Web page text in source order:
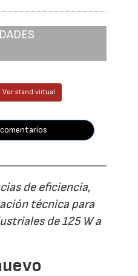
Ver stand virtual
de eficiencia,
técnica para
de 125 W a